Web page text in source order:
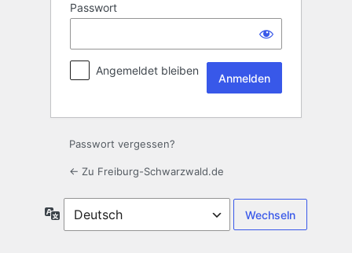
Passwort
Angemeldet bleiben
Passwort vergessen?
← Zu Freiburg-Schwarzwald.de
Sprache